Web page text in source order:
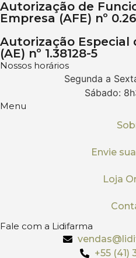
Autorização de
Empresa (AFE) nº
Autorização
(AE) nº 1.38128-5
Nossos horários
Segunda a
Sábado:
Menu
Envie
Loja
Fale com a Lidifarma
+55 (41)